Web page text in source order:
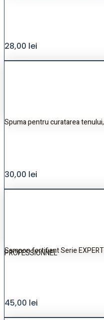
28,00 lei
Spuma pentru curatarea
30,00 lei
Sampon fortifiant Serie EXPERT
PROFESSIONNEL
45,00 lei